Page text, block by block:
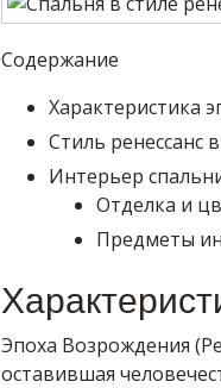
Содержание
Характеристика
Стиль ренессанс
Интерьер
Отделка и
Предметы
Эпоха Возрождения
оставившая